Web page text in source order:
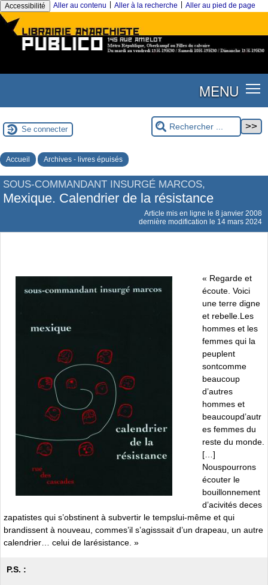
Accessibilité Aller au contenu Aller à la recherche Aller au pied de page
MENU
Se connecter
Accueil Archives - livres épuisés
SOUS-COMMANDANT INSURGÉ MARCOS,
Mexique. Calendrier de la résistance
Article mis en ligne le 8 janvier 2008
dernière modification le 14 mars 2024
« Regarde et
écoute. Voici
une terre digne
et rebelle.Les
hommes et les
femmes qui la
peuplent
sontcomme
beaucoup
d’autres
hommes et
beaucoupd’autr
es femmes du
reste du monde.
[…]
Nouspourrons
écouter le
bouillonnement
d’acivités deces
zapatistes qui s’obstinent à subvertir le tempslui-même et qui
brandissent à nouveau, commes’il s’agisssait d’un drapeau, un autre
calendrier… celui de larésistance. »
P.S. :